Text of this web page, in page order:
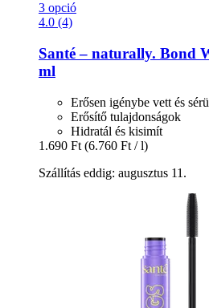
3 opció
4.0 (4)
Santé – naturally. Bond
ml
Erősen igénybe vett és
Erősítő tulajdonságok
Hidratál és kisimít
1.690 Ft (6.760 Ft / l)
Szállítás eddig: augusztus 11.